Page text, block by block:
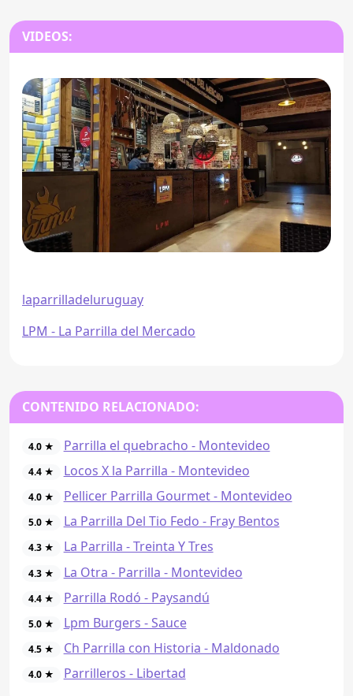
VIDEOS:
laparrilladeluruguay
LPM - La Parrilla del Mercado
CONTENIDO RELACIONADO:
4.0 ★ Parrilla el quebracho - Montevideo
4.4 ★ Locos X la Parrilla - Montevideo
4.0 ★ Pellicer Parrilla Gourmet - Montevideo
5.0 ★ La Parrilla Del Tio Fedo - Fray Bentos
4.3 ★ La Parrilla - Treinta Y Tres
4.3 ★ La Otra - Parrilla - Montevideo
4.4 ★ Parrilla Rodó - Paysandú
5.0 ★ Lpm Burgers - Sauce
4.5 ★ Ch Parrilla con Historia - Maldonado
4.0 ★ Parrilleros - Libertad